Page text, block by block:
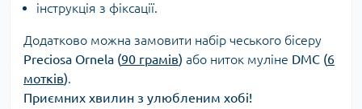
інструкція з фіксації.
Додатково можна замовити набір чеського бісеру
Preciosa Ornela (90 грамів) або ниток муліне DMC (6
мотків).
Приємних хвилин з улюбленим хобі!